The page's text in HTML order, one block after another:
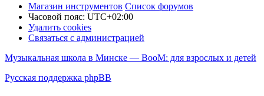
Магазин инструментов Список форумов
Часовой пояс: UTC+02:00
Удалить cookies
Связаться с администрацией
Музыкальная школа в Минске — BooM: для взрослых и детей
Русская поддержка phpBB